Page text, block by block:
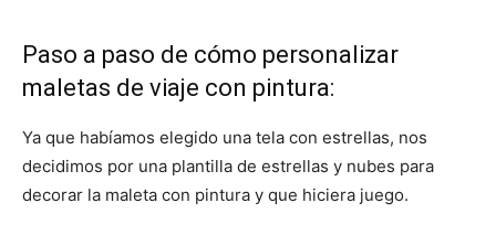
Paso a paso de cómo personalizar
maletas de viaje con pintura:
Ya que habíamos elegido una tela con estrellas, nos
decidimos por una plantilla de estrellas y nubes para
decorar la maleta con pintura y que hiciera juego.